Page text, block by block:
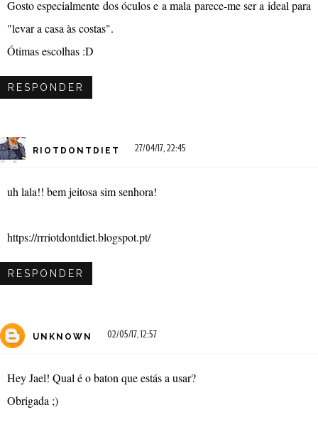
Gosto especialmente dos óculos e a mala parece-me ser a ideal para
"levar a casa às costas".
Ótimas escolhas :D
RESPONDER
RIOTDONTDIET 27/04/17, 22:45
uh lala!! bem jeitosa sim senhora!
https://rrriotdontdiet.blogspot.pt/
RESPONDER
UNKNOWN 02/05/17, 12:57
Hey Jael! Qual é o baton que estás a usar?
Obrigada ;)